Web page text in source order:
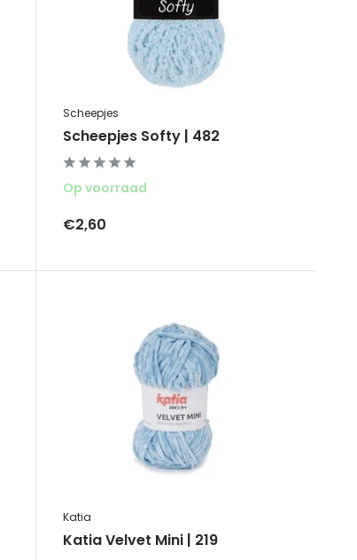
Scheepjes
Scheepjes Softy | 482
Op voorraad
€2,60
Katia
Katia Velvet Mini | 219